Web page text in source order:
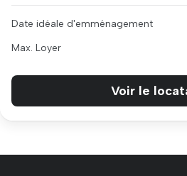
Date idéale d'emménagement
Max. Loyer
Voir le